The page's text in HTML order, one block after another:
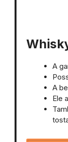
A
A
Ele